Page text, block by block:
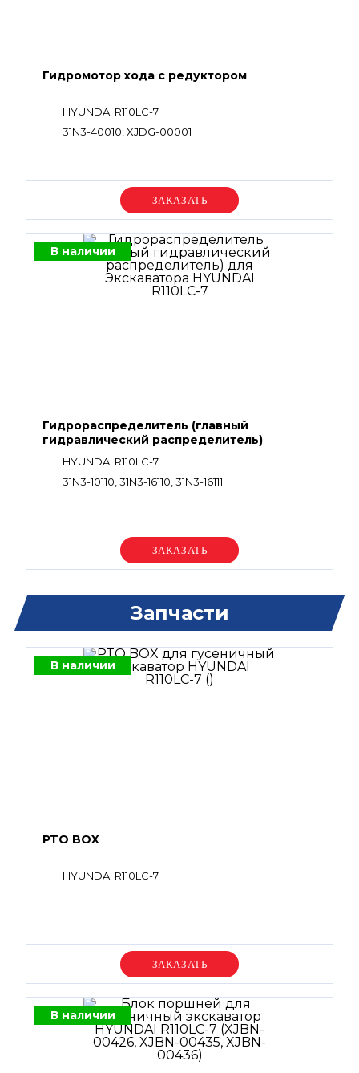
Гидромотор хода с редуктором
HYUNDAI R110LC-7
31N3-40010, XJDG-00001
Уточняйте цену
В наличии
Гидрораспределитель (главный
гидравлический распределитель)
HYUNDAI R110LC-7
31N3-10110, 31N3-16110, 31N3-16111
Уточняйте цену
Запчасти
В наличии
PTO BOX
HYUNDAI R110LC-7
Уточняйте цену
В наличии